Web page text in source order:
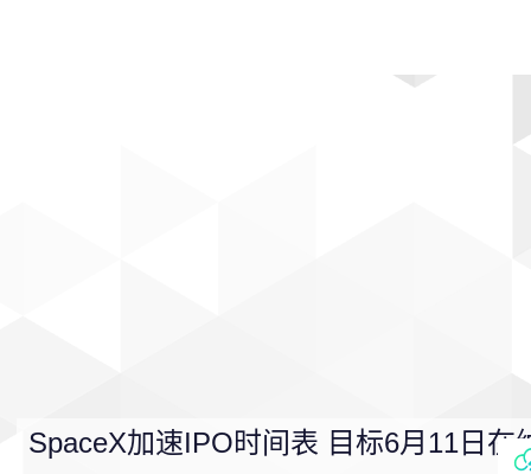
SpaceX加速IPO时间表 目标6月11日在